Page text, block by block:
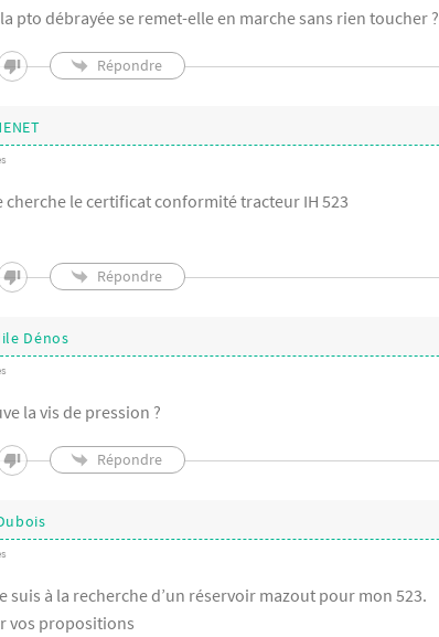
pto débrayée se remet-elle en marche sans rien toucher ?
Répondre
cherche le certificat conformité tracteur IH 523
Répondre
Dénos
la vis de pression ?
Répondre
suis à la recherche d’un réservoir mazout pour mon 523.
vos propositions